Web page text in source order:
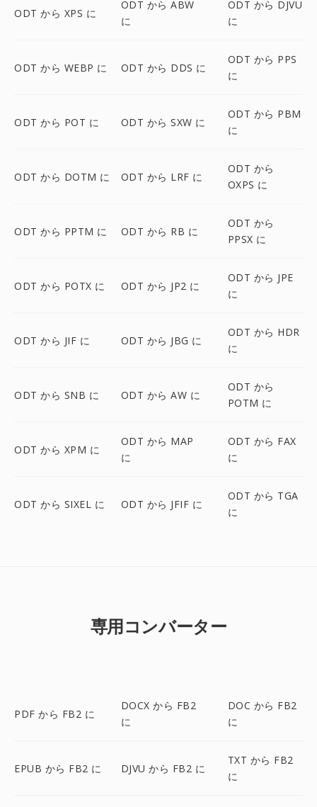
ODT から XPS に
ODT から ABW
に
ODT から DJVU
に
ODT から WEBP に ODT から DDS に
ODT から PPS
に
ODT から POT に ODT から SXW に
ODT から PBM
に
ODT から DOTM に ODT から LRF に
ODT から
OXPS に
ODT から PPTM に ODT から RB に
ODT から
PPSX に
ODT から POTX に ODT から JP2 に
ODT から JPE
に
ODT から JIF に ODT から JBG に
ODT から HDR
に
ODT から SNB に ODT から AW に
ODT から
POTM に
ODT から XPM に
ODT から MAP
に
ODT から FAX
に
ODT から SIXEL に ODT から JFIF に
ODT から TGA
に
専用コンバーター
PDF から FB2 に
DOCX から FB2
に
DOC から FB2
に
EPUB から FB2 に DJVU から FB2 に
TXT から FB2
に